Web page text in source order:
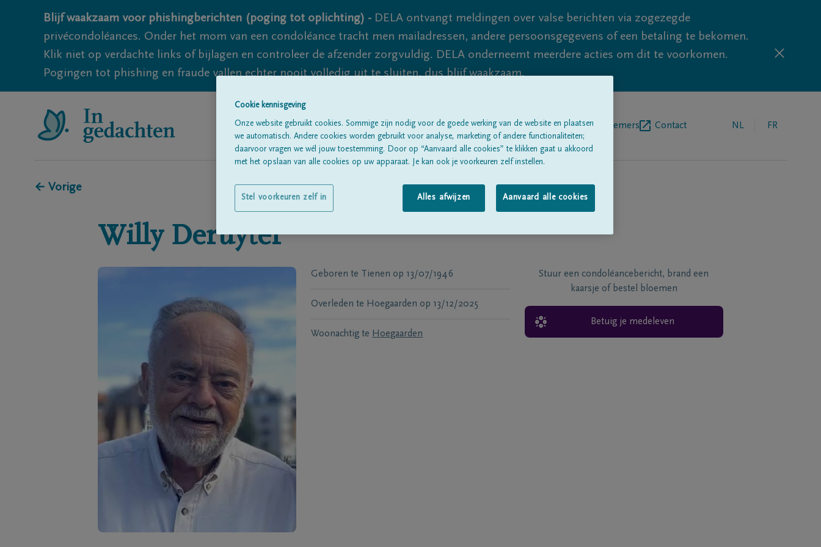
Blijf waakzaam voor phishingberichten (poging tot oplichting) - DELA ontvangt meldingen over valse berichten via zogezegde
privécondoléances. Onder het mom van een condoléance tracht men mailadressen, andere persoonsgegevens of een betaling te bekomen.
Klik niet op verdachte links of bijlagen en controleer de afzender zorgvuldig. DELA onderneemt meerdere acties om dit te voorkomen.
Pogingen tot phishing en fraude vallen echter nooit volledig uit te sluiten, dus blijf waakzaam.
Alle rouwberichtenOver onsBegrafenisondernemers Contact NL FR
← Vorige
Willy Deruyter
Geboren te Tienen op 13/07/1946
Overleden te Hoegaarden op 13/12/2025
Woonachtig te Hoegaarden
Stuur een condoléancebericht, brand een
kaarsje of bestel bloemen
Betuig je medeleven
Cookie kennisgeving
Onze website gebruikt cookies. Sommige zijn nodig voor de goede werking van de website en plaatsen
we automatisch. Andere cookies worden gebruikt voor analyse, marketing of andere functionaliteiten;
daarvoor vragen we wél jouw toestemming. Door op “Aanvaard alle cookies” te klikken gaat u akkoord
met het opslaan van alle cookies op uw apparaat. Je kan ook je voorkeuren zelf instellen.
Alles afwijzen Aanvaard alle cookies
Stel voorkeuren zelf in